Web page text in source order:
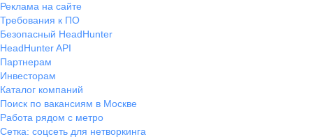
Реклама на сайте
Требования к ПО
Безопасный HeadHunter
HeadHunter API
Партнерам
Инвесторам
Каталог компаний
Поиск по вакансиям в Москве
Работа рядом с метро
Сетка: соцсеть для нетворкинга